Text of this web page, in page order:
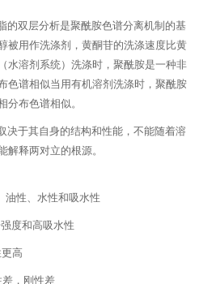
双层分析是聚酰胺色谱分离机制的基
被用作洗涤剂，黄酮苷的洗涤速度比黄
水溶剂系统）洗涤时，聚酰胺是一种非
色谱相似当用有机溶剂洗涤时，聚酰胺
分布色谱相似。
于其自身的结构和性能，不能随着溶
解释两对立的根源。
油性、水性和吸水性
度和高吸水性
高
，刚性差